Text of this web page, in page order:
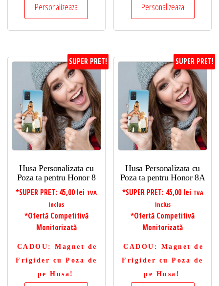
Personalizeaza Personalizeaza
SUPER PRET!
Husa Personalizata cu
Poza ta pentru Honor 8
*SUPER PRET: 45,00 lei TVA
Inclus
*Ofertă Competitivă
Monitorizată
CADOU : Magnet de
Frigider cu Poza de
pe Husa!
SUPER PRET!
Husa Personalizata cu
Poza ta pentru Honor 8A
*SUPER PRET: 45,00 lei TVA
Inclus
*Ofertă Competitivă
Monitorizată
CADOU : Magnet de
Frigider cu Poza de
pe Husa!